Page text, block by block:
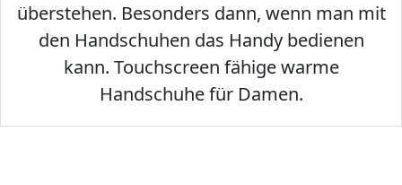
überstehen. Besonders dann, wenn man mit
den Handschuhen das Handy bedienen
kann. Touchscreen fähige warme
Handschuhe für Damen.